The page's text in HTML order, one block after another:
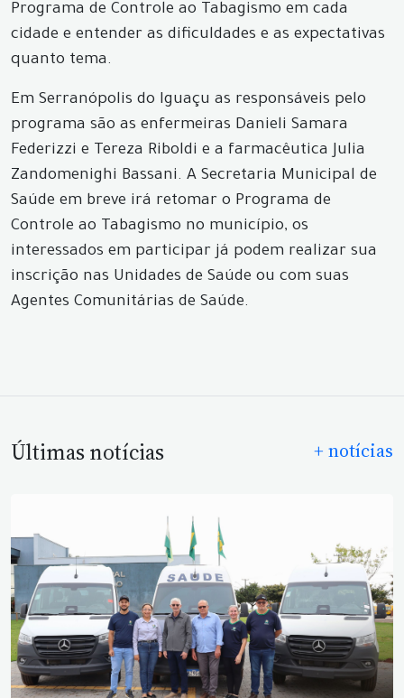
Programa de Controle ao Tabagismo em cada
cidade e entender as dificuldades e as expectativas
quanto tema.
Em Serranópolis do Iguaçu as responsáveis pelo
programa são as enfermeiras Danieli Samara
Federizzi e Tereza Riboldi e a farmacêutica Julia
Zandomenighi Bassani. A Secretaria Municipal de
Saúde em breve irá retomar o Programa de
Controle ao Tabagismo no município, os
interessados em participar já podem realizar sua
inscrição nas Unidades de Saúde ou com suas
Agentes Comunitárias de Saúde.
Últimas notícias + notícias